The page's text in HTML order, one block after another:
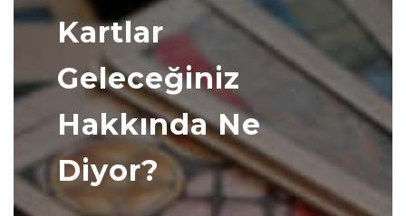
Kartlar
Geleceğiniz
Hakkında Ne
Diyor?